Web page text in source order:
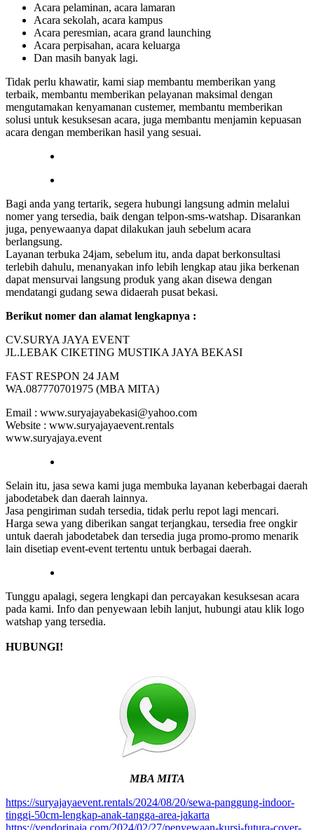
Acara pelaminan, acara lamaran
Acara sekolah, acara kampus
Acara peresmian, acara grand launching
Acara perpisahan, acara keluarga
Dan masih banyak lagi.
Tidak perlu khawatir, kami siap membantu memberikan yang
terbaik, membantu memberikan pelayanan maksimal dengan
mengutamakan kenyamanan custemer, membantu memberikan
solusi untuk kesuksesan acara, juga membantu menjamin kepuasan
acara dengan memberikan hasil yang sesuai.
Bagi anda yang tertarik, segera hubungi langsung admin melalui
nomer yang tersedia, baik dengan telpon-sms-watshap. Disarankan
juga, penyewaanya dapat dilakukan jauh sebelum acara
berlangsung.
Layanan terbuka 24jam, sebelum itu, anda dapat berkonsultasi
terlebih dahulu, menanyakan info lebih lengkap atau jika berkenan
dapat mensurvai langsung produk yang akan disewa dengan
mendatangi gudang sewa didaerah pusat bekasi.
Berikut nomer dan alamat lengkapnya :
CV.SURYA JAYA EVENT
JL.LEBAK CIKETING MUSTIKA JAYA BEKASI
FAST RESPON 24 JAM
WA.087770701975 (MBA MITA)
Email : www.suryajayabekasi@yahoo.com
Website : www.suryajayaevent.rentals
www.suryajaya.event
Selain itu, jasa sewa kami juga membuka layanan keberbagai daerah
jabodetabek dan daerah lainnya.
Jasa pengiriman sudah tersedia, tidak perlu repot lagi mencari.
Harga sewa yang diberikan sangat terjangkau, tersedia free ongkir
untuk daerah jabodetabek dan tersedia juga promo-promo menarik
lain disetiap event-event tertentu untuk berbagai daerah.
Tunggu apalagi, segera lengkapi dan percayakan kesuksesan acara
pada kami. Info dan penyewaan lebih lanjut, hubungi atau klik logo
watshap yang tersedia.
HUBUNGI!
MBA MITA
https://suryajayaevent.rentals/2024/08/20/sewa-panggung-indoor-
tinggi-50cm-lengkap-anak-tangga-area-jakarta
https://vendorinaja.com/2024/02/27/penyewaan-kursi-futura-cover-